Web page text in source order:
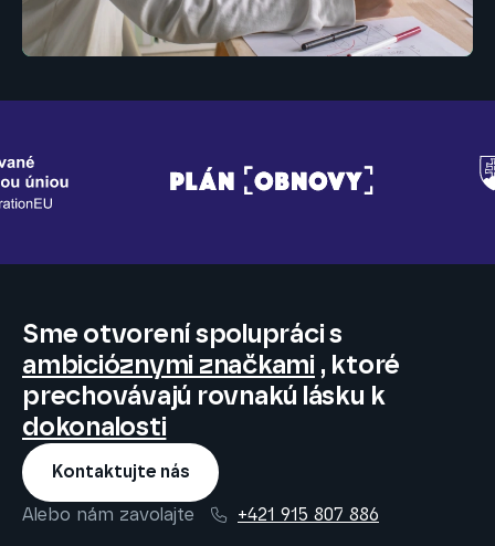
Sme otvorení spolupráci s
ambicióznymi značkami , ktoré
prechovávajú rovnakú lásku k
dokonalosti
Kontaktujte nás
Alebo nám zavolajte +421 915 807 886